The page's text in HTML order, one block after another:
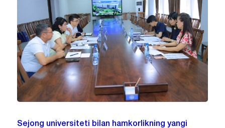
Sejong universiteti bilan hamkorlikning yangi